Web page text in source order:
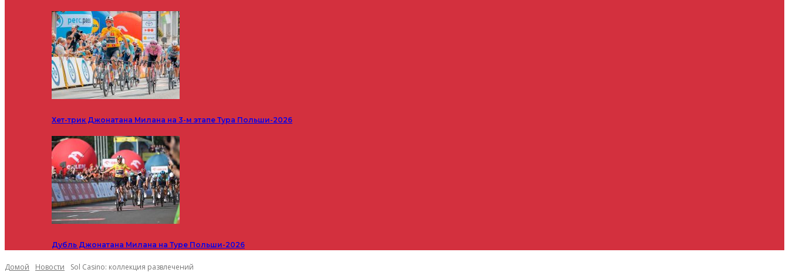
Хет-трик Джонатана Милана на 3-м этапе Тура Польши-2026
Дубль Джонатана Милана на Туре Польши-2026
Домой Новости Sol Casino: коллекция развлечений